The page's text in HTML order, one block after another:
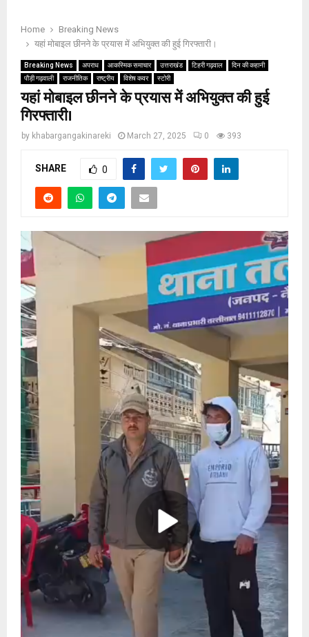
Home
Breaking News
यहां मोबाइल छीनने के प्रयास में अभियुक्त की हुई गिरफ्तारी।
Breaking News अपराध आकस्मिक समाचार उत्तराखंड टिहरी गढ़वाल
दिन की कहानी
पौड़ी गढ़वाली
राजनीतिक राष्ट्रीय विशेष कवर स्टोरी
यहां मोबाइल छीनने के प्रयास में अभियुक्त की हुई
गिरफ्तारी।
by khabargangakinareki March 27, 2025 0 393
SHARE 0